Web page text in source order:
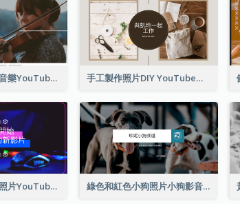
小提琴照片經典音樂YouTube頻道圖片 手工製作照片DIY YouTube頻道圖片
紫藍色電子遊戲照片YouTube頻道圖片 綠色和紅色小狗照片小狗影音網誌 YouTube頻道圖片